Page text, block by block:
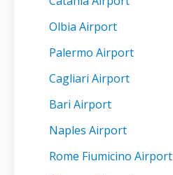
Olbia Airport
Palermo Airport
Cagliari Airport
Bari Airport
Naples Airport
Rome Fiumicino Airport